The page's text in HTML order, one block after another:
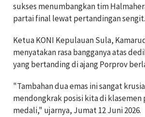
sukses menumbangkan tim
partai final lewat pertandingan sengit.
Ketua KONI Kepulauan Sula,
menyatakan rasa bangganya atas
yang bertanding di ajang Porprov
"Tambahan dua emas ini sangat
mendongkrak posisi kita di klasemen
medali," ujarnya, Jumat 12 Juni 2026.